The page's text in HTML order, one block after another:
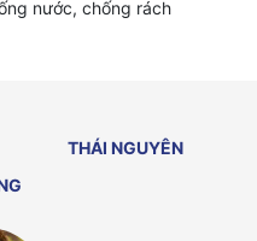
nước, chống rách
THÁI NGUYÊN